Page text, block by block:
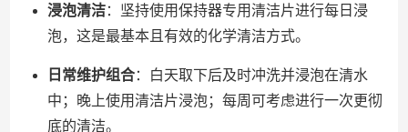
浸泡清洁：坚持使用保持器专用清洁片进行每日浸
泡，这是最基本且有效的化学清洁方式。
日常维护组合：白天取下后及时冲洗并浸泡在清水
中；晚上使用清洁片浸泡；每周可考虑进行一次更彻
底的清洁。